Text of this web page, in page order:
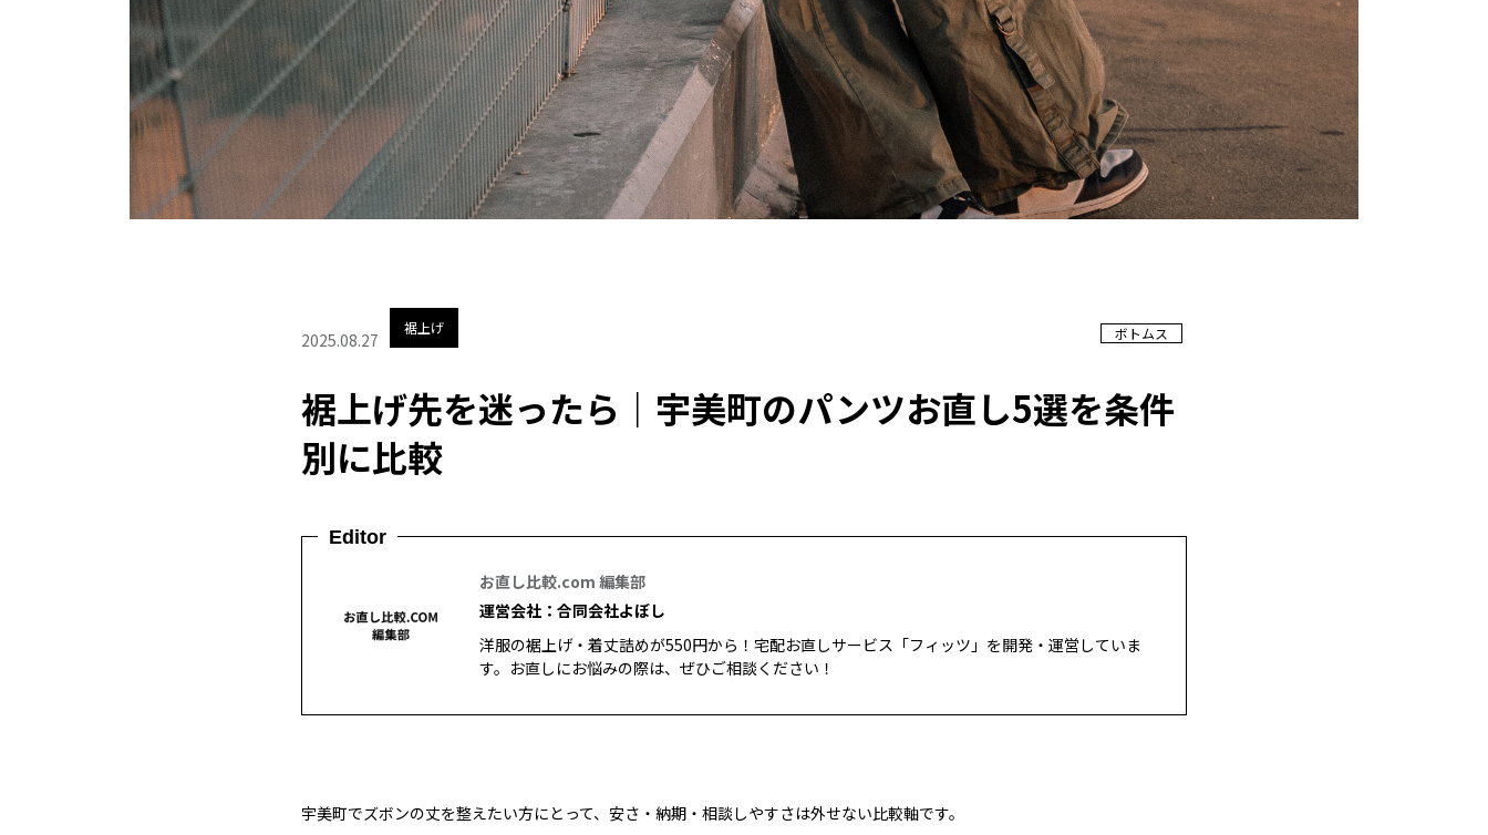
2025.08.27
裾上げ ボトムス
裾上げ先を迷ったら｜宇美町のパンツお直し5選を条件
別に比較
Editor
お直し比較.com 編集部
運営会社：合同会社よぼし
洋服の裾上げ・着丈詰めが550円から！宅配お直しサービス「フィッツ」を開発・運営していま
す。お直しにお悩みの際は、ぜひご相談ください！
宇美町でズボンの丈を整えたい方にとって、安さ・納期・相談しやすさは外せない比較軸です。